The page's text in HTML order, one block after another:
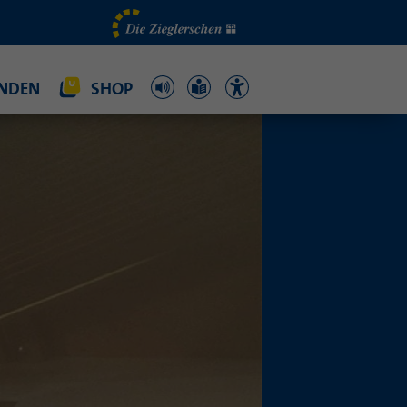
SHOP